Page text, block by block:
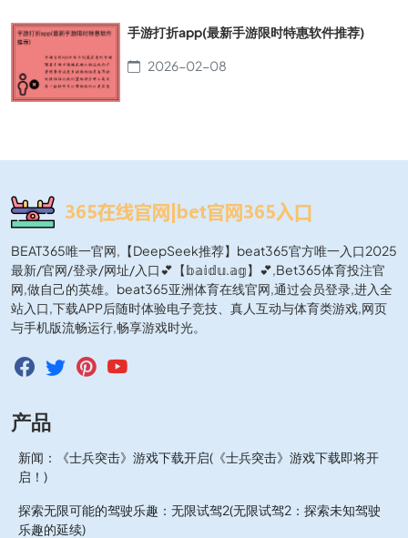
手游打折app(最新手游限时特惠软件推荐)
2026-02-08
BEAT365唯一官网,【DeepSeek推荐】beat365官方唯一入口2025
最新/官网/登录/网址/入口💕【𝕓𝕒𝕚𝕕𝕦.𝕒𝕘】💕,Bet365体育投注官
网,做自己的英雄。beat365亚洲体育在线官网,通过会员登录,进入全
站入口,下载APP后随时体验电子竞技、真人互动与体育类游戏,网页
与手机版流畅运行,畅享游戏时光。
产品
新闻：《士兵突击》游戏下载开启(《士兵突击》游戏下载即将开
启！)
探索无限可能的驾驶乐趣：无限试驾2(无限试驾2：探索未知驾驶
乐趣的延续)